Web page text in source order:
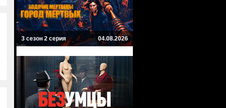
3 сезон 2 серия 04.08.2026